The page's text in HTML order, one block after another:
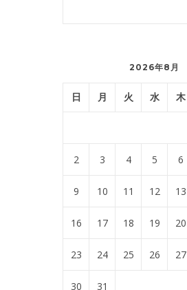
2026年8月
日 月 火 水 木
2 3 4 5 6
9 10 11 12 13
16 17 18 19 20
23 24 25 26 27
30 31